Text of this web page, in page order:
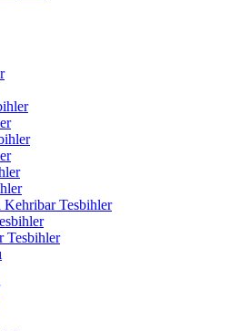
Kehribar Tesbihler
Tesbihler